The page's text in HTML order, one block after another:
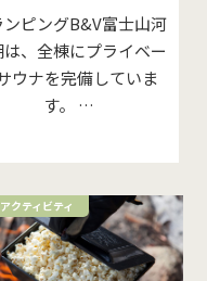
ンピングB&V富士山河
は、全棟にプライベー
ウナを完備していま
す。 …
クティビティ